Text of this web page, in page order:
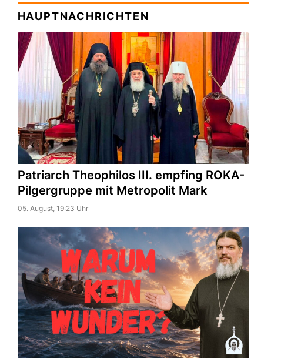
HAUPTNACHRICHTEN
Patriarch Theophilos III. empfing ROKA-
Pilgergruppe mit Metropolit Mark
05. August, 19:23 Uhr